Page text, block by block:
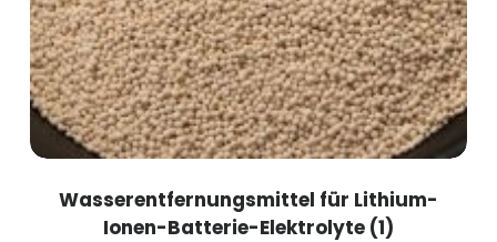
Wasserentfernungsmittel für Lithium-
Ionen-Batterie-Elektrolyte (1)